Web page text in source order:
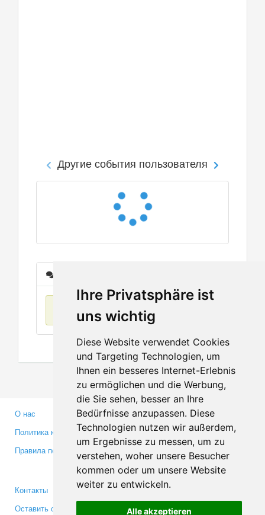
Ihre Privatsphäre ist
uns wichtig
Diese Website verwendet Cookies
und Targeting Technologien, um
Ihnen ein besseres Internet-Erlebnis
zu ermöglichen und die Werbung,
die Sie sehen, besser an Ihre
Bedürfnisse anzupassen. Diese
Technologien nutzen wir außerdem,
um Ergebnisse zu messen, um zu
verstehen, woher unsere Besucher
kommen oder um unsere Website
weiter zu entwickeln.
Alle akzeptieren
Другие события пользователя
О нас
Политика конфиденциальности
Правила пользования
Партнерам
Инвесторам
Медиа
Контакты
Оставить отзыв
Facebook
Twitter